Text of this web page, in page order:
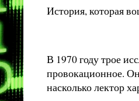
История, которая
В 1970 году трое
провокационное.
насколько лектор